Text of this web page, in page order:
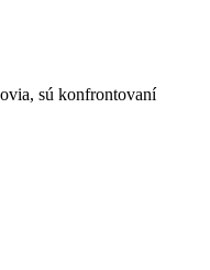
sú konfrontovaní